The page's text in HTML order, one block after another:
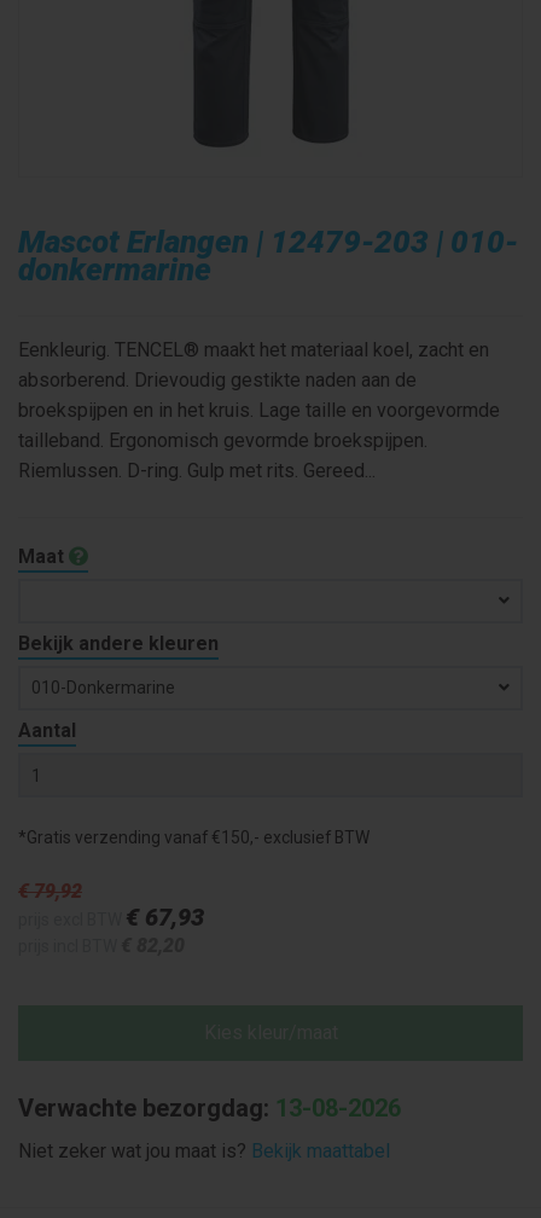
Mascot Erlangen | 12479-203 | 010-
donkermarine
Eenkleurig. TENCEL® maakt het materiaal koel, zacht en
absorberend. Drievoudig gestikte naden aan de
broekspijpen en in het kruis. Lage taille en voorgevormde
tailleband. Ergonomisch gevormde broekspijpen.
Riemlussen. D-ring. Gulp met rits. Gereed...
Maat
Bekijk andere kleuren
010-Donkermarine
Aantal
*Gratis verzending vanaf €150,- exclusief BTW
€ 79,92
€ 67,93
Verwachte bezorgdag: 13-08-2026
Niet zeker wat jou maat is? Bekijk maattabel